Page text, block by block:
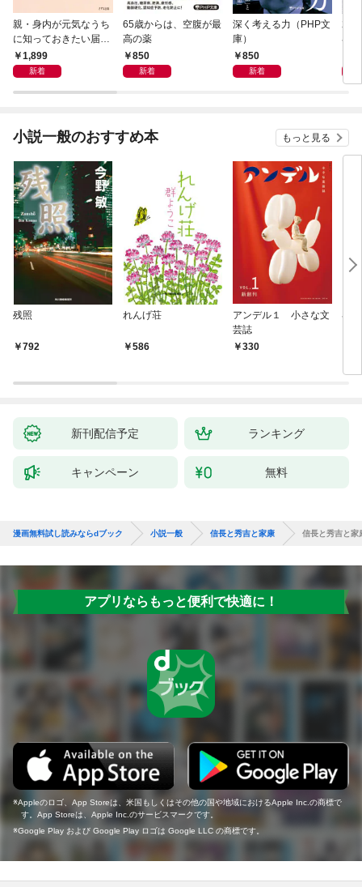
親・身内が元気なうち
に知っておきたい届
出・手続きの準備（き
ずな出版）
1,899
新着
65歳からは、空腹が最
高の薬
850
新着
深く考える力（PHP文
庫）
850
新着
20
界
小説一般のおすすめ本 もっと見る
残照
792
れんげ荘
586
アンデル１ 小さな文
芸誌
330
琴
新刊配信予定 ランキング
キャンペーン 無料
漫画無料試し読みならdブック 小説一般 信長と秀吉と家康 信長と秀吉と家
アプリならもっと便利で快適に！
Appleのロゴ、App Storeは、米国もしくはその他の国や地域におけるApple Inc.の商標で
す。App Storeは、Apple Inc.のサービスマークです。
Google Play および Google Play ロゴは Google LLC の商標です。